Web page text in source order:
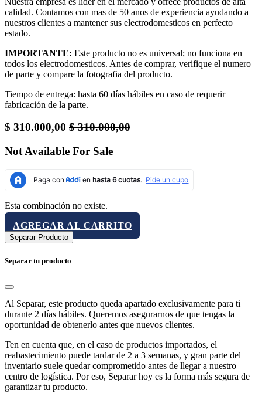
calidad. Contamos con mas de 50 anos de experiencia ayudando a
nuestros clientes a mantener sus electrodomesticos en perfecto
estado.
IMPORTANTE: Este producto no es universal; no funciona en
todos los electrodomesticos. Antes de comprar, verifique el numero
de parte y compare la fotografia del producto.
Tiempo de entrega: hasta 60 días hábiles en caso de requerir
fabricación de la parte.
$ 310.000,00 $310.000,00
Not Available For Sale
Esta combinación no existe.
AGREGAR AL CARRITO
Separar Producto
Separar tu producto
Al Separar, este producto queda apartado exclusivamente para ti
durante 2 días hábiles. Queremos asegurarnos de que tengas la
oportunidad de obtenerlo antes que nuevos clientes.
Ten en cuenta que, en el caso de productos importados, el
reabastecimiento puede tardar de 2 a 3 semanas, y gran parte del
inventario suele quedar comprometido antes de llegar a nuestro
centro de logística. Por eso, Separar hoy es la forma más segura de
garantizar tu producto.